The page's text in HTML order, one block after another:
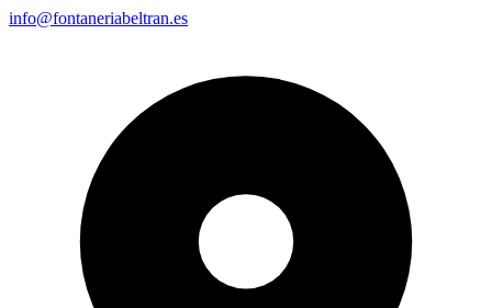
info@fontaneriabeltran.es